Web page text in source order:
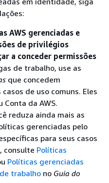
AWS gerenciadas e
de privilégios
a conceder permissões
de trabalho, use as
que concedem
de uso comuns. Eles
Conta da AWS.
reduza ainda mais as
gerenciadas pelo
para seus casos
consulte Políticas
Políticas gerenciadas
trabalho no Guia do